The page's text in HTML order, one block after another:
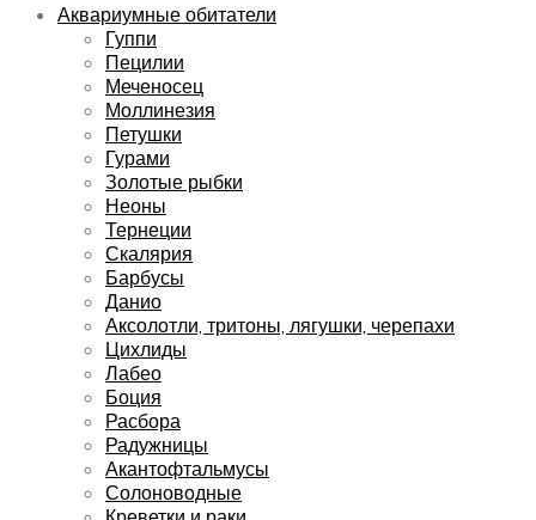
Аквариумные обитатели
Гуппи
Пецилии
Меченосец
Моллинезия
Петушки
Гурами
Золотые рыбки
Неоны
Тернеции
Скалярия
Барбусы
Данио
Аксолотли, тритоны, лягушки, черепахи
Цихлиды
Лабео
Боция
Расбора
Радужницы
Акантофтальмусы
Солоноводные